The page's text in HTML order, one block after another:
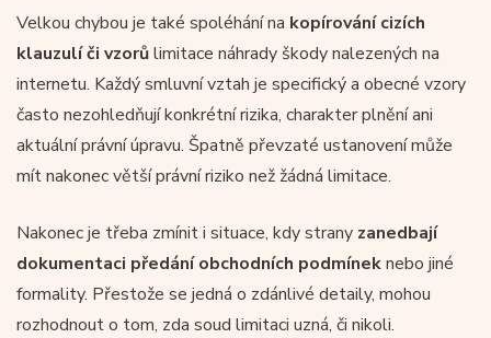
Velkou chybou je také spoléhání na kopírování cizích
klauzulí či vzorůlimitace náhrady škody nalezených na
internetu. Každý smluvní vztah je specifický a obecné vzory
často nezohledňují konkrétní rizika, charakter plnění ani
aktuální právní úpravu. Špatně převzaté ustanovení může
mít nakonec větší právní riziko než žádná limitace.
Nakonec je třeba zmínit i situace, kdy strany zanedbají
dokumentaci předání obchodních podmíneknebo jiné
formality. Přestože se jedná o zdánlivé detaily, mohou
rozhodnout o tom, zda soud limitaci uzná, či nikoli.